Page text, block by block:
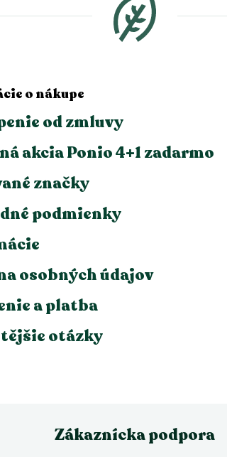
o nákupe
od zmluvy
akcia Ponio 4+1 zadarmo
značky
podmienky
osobných údajov
a platba
otázky
Zákaznícka podpora